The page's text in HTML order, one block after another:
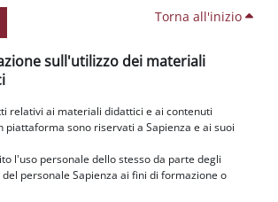
Torna all'inizio
sull'utilizzo dei materiali
relativi ai materiali didattici e ai contenuti
piattaforma sono riservati a Sapienza e ai suoi
l'uso personale dello stesso da parte degli
personale Sapienza ai fini di formazione o